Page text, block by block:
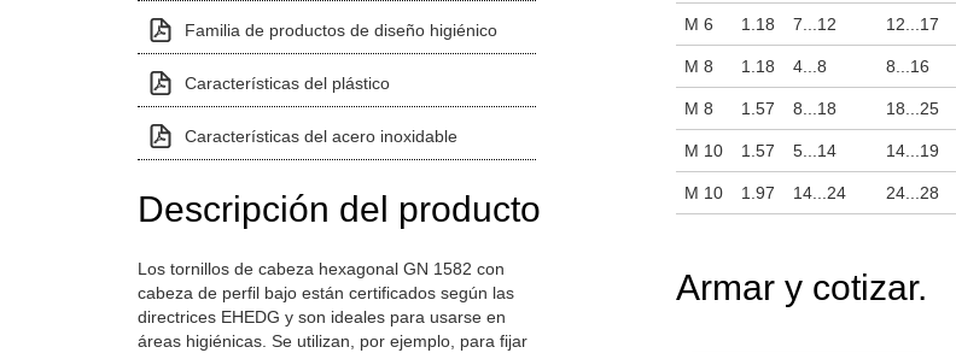
Familia de productos de diseño higiénico
Características del plástico
Características del acero inoxidable
Descripción del producto
Los tornillos de cabeza hexagonal GN 1582 con
cabeza de perfil bajo están certificados según las
directrices EHEDG y son ideales para usarse en
áreas higiénicas. Se utilizan, por ejemplo, para fijar
M 6 1.18 7...12 12...17
M 8 1.18 4...8 8...16
M 8 1.57 8...18 18...25
M 10 1.57 5...14 14...19
M 10 1.97 14...24 24...28
Armar y cotizar.